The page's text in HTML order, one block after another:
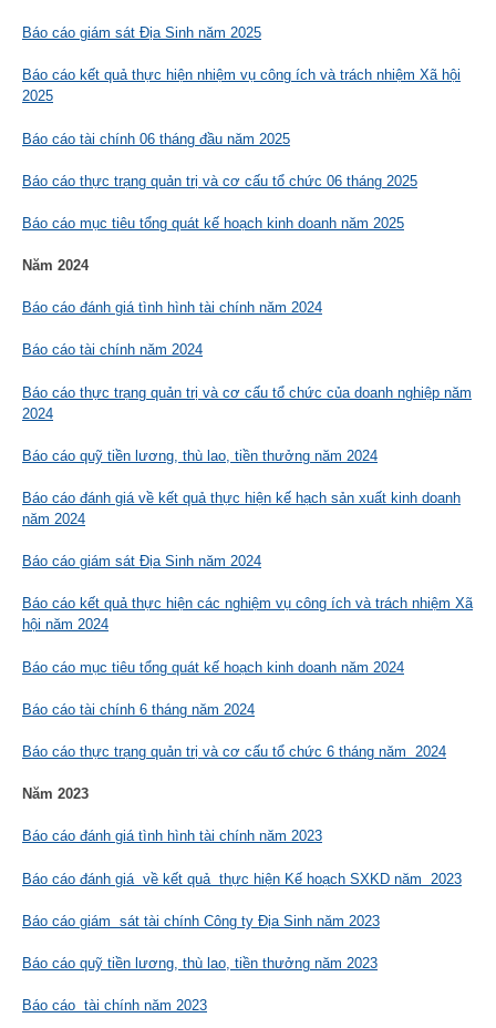
Báo cáo giám sát Địa Sinh năm 2025
Báo cáo kết quả thực hiện nhiệm vụ công ích và trách nhiệm Xã hội
2025
Báo cáo tài chính 06 tháng đầu năm 2025
Báo cáo thực trạng quản trị và cơ cấu tổ chức 06 tháng 2025
Báo cáo mục tiêu tổng quát kế hoạch kinh doanh năm 2025
Năm 2024
Báo cáo đánh giá tình hình tài chính năm 2024
Báo cáo tài chính năm 2024
Báo cáo thực trạng quản trị và cơ cấu tổ chức của doanh nghiệp năm
2024
Báo cáo quỹ tiền lương, thù lao, tiền thưởng năm 2024
Báo cáo đánh giá về kết quả thực hiện kế hạch sản xuất kinh doanh
năm 2024
Báo cáo giám sát Địa Sinh năm 2024
Báo cáo kết quả thực hiện các nghiệm vụ công ích và trách nhiệm Xã
hội năm 2024
Báo cáo mục tiêu tổng quát kế hoạch kinh doanh năm 2024
Báo cáo tài chính 6 tháng năm 2024
Báo cáo thực trạng quản trị và cơ cấu tổ chức 6 tháng năm 2024
Năm 2023
Báo cáo đánh giá tình hình tài chính năm 2023
Báo cáo đánh giá về kết quả thực hiện Kế hoạch SXKD năm 2023
Báo cáo giám sát tài chính Công ty Địa Sinh năm 2023
Báo cáo quỹ tiền lương, thù lao, tiền thưởng năm 2023
Báo cáo tài chính năm 2023